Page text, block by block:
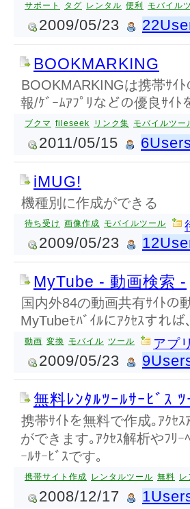
サポート タグ レンタル 便利 モバイル
2009/05/23
BOOKMARKING
BOOKMARKINGは携帯ｻｲ
報/ｹﾞｰﾑｱﾌﾟﾘなどの優良ｻｲﾄ
ブクマ fileseek リンク集 モバイルツー
2011/05/15
iMUG!
機種別に作成ができる
待ち受け 画像作成 モバイルツール
2009/05/23
MyTube - 動画検索 -
国内外84の動画共有ｻｲﾄの
MyTubeﾓﾊﾞｲﾙにｱｸｾｽすれ
動画 変換 モバイル ツール アプ
2009/05/23
無料ﾚﾝﾀﾙﾂｰﾙｻｰﾋﾞｽ ﾂ
携帯ｻｲﾄを無料で作成｡ｱｸｾ
ができます｡ｱｸｾｽ解析やﾌﾘｰ
ｰﾙｻｰﾋﾞｽです｡
携帯サイト作成 レンタルツール 無料 レ
2008/12/17